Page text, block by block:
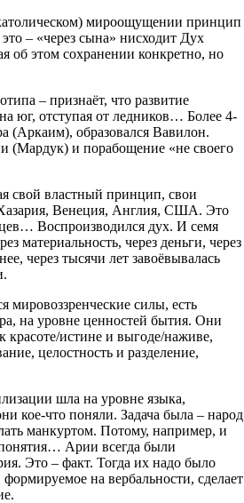
мироощущении принцип
– «через сына» нисходит Дух
об этом сохранении конкретно, но
– признаёт, что развитие
юг, отступая от ледников… Более 4-
(Аркаим), образовался Вавилон.
(Мардук) и порабощение «не своего
свой властный принцип, свои
Венеция, Англия, США. Это
Воспроизводился дух. И семя
материальность, через деньги, через
через тысячи лет завоёвывалась
силы, есть
на уровне ценностей бытия. Они
красоте/истине и выгоде/наживе,
целостность и разделение,
шла на уровне языка,
кое-что поняли. Задача была – народ
манкуртом. Потому, например, и
Арии всегда были
Это – факт. Тогда их надо было
на вербальности, сделает